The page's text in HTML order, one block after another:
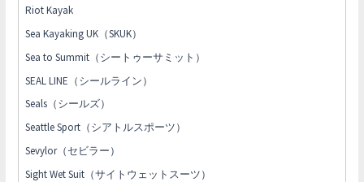
Riot Kayak
Sea Kayaking UK（SKUK）
Sea to Summit（シートゥーサミット）
SEAL LINE（シールライン）
Seals（シールズ）
Seattle Sport（シアトルスポーツ）
Sevylor（セビラー）
Sight Wet Suit（サイトウェットスーツ）